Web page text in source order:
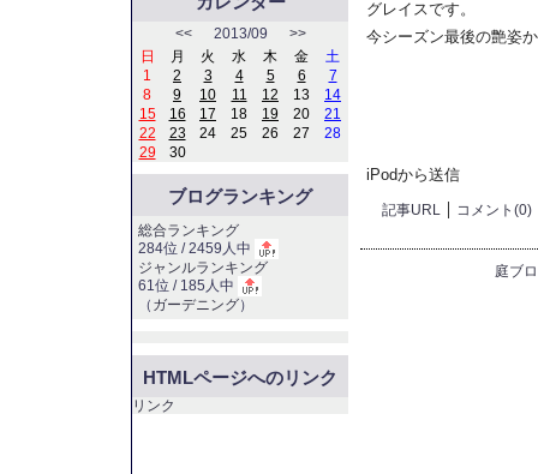
グレイスです。
今シーズン最後の艶姿
iPodから送信
記事URL コメント(0)
庭ブ
<<2013/09 >>
日
月 火 水 木 金
土
1
2 3 4 5 6
7
8
9 10 11 12 13
14
15
16 17 18 19 20
21
22
23 24 25 26 27
28
29
30
ブログランキング
総合ランキング
284位 / 2459人中
ジャンルランキング
61位 / 185人中
（ ガーデニング）
HTMLページへのリンク
リンク